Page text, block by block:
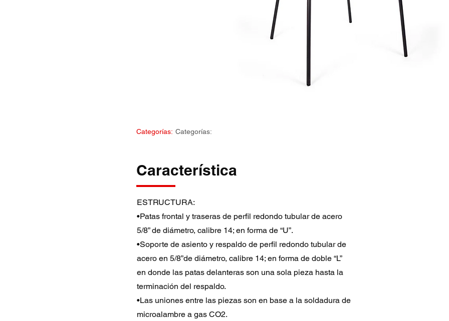
Categorías: Categorías:
Característica
ESTRUCTURA:
•Patas frontal y traseras de perfil redondo tubular de acero
5/8” de diámetro, calibre 14; en forma de “U”.
•Soporte de asiento y respaldo de perfil redondo tubular de
acero en 5/8”de diámetro, calibre 14; en forma de doble “L”
en donde las patas delanteras son una sola pieza hasta la
terminación del respaldo.
•Las uniones entre las piezas son en base a la soldadura de
microalambre a gas CO2.